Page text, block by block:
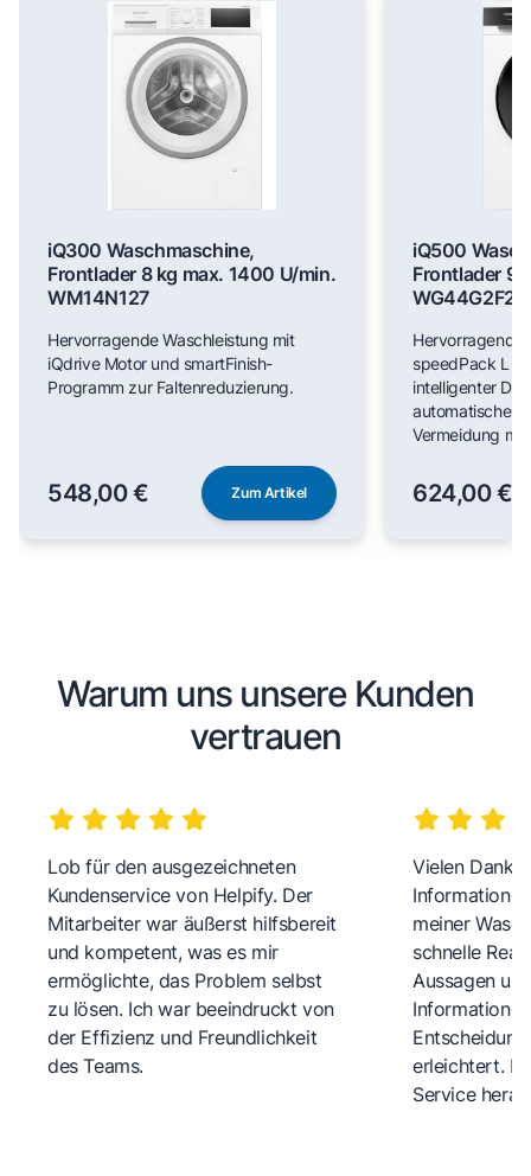
iQ300 Waschmaschine,
Frontlader 8 kg max. 1400 U/min.
WM14N127
Hervorragende Waschleistung mit
iQdrive Motor und smartFinish-
Programm zur Faltenreduzierung.
548,00 € Zum Artikel
iQ500
Frontlader 9
WG44G2F22
Hervorragende
speedPack L
intelligenter
automatischer
Vermeidung
624,00 €
Warum uns unsere Kunden
vertrauen
Lob für den ausgezeichneten
Kundenservice von Helpify. Der
Mitarbeiter war äußerst hilfsbereit
und kompetent, was es mir
ermöglichte, das Problem selbst
zu lösen. Ich war beeindruckt von
der Effizienz und Freundlichkeit
des Teams.
Vielen Dank
meiner
schnelle
Aussagen
erleichtert.
Service